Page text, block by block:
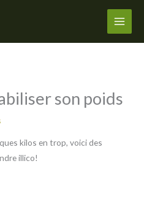
son poids
kilos en trop, voici des
illico!